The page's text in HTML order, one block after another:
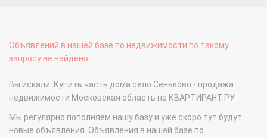
Объявлений в нашей базе по недвижимости по такому
запросу не найдено...
Вы искали: Купить часть дома село Сеньково - продажа
недвижимости Московская область на КВАРТИРАНТ.РУ
Мы регулярно пополняем нашу базу и уже скоро тут будут
новые объявления. Объявления в нашей базе по